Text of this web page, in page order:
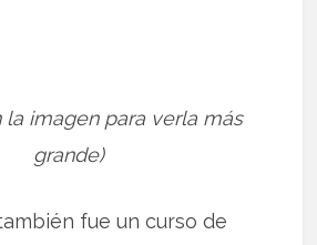
la imagen para verla más
grande)
fue un curso de